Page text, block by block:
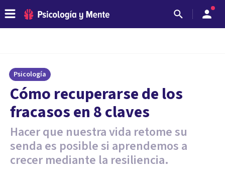
Psicología
Cómo recuperarse de los
fracasos en 8 claves
Hacer que nuestra vida retome su
senda es posible si aprendemos a
crecer mediante la resiliencia.